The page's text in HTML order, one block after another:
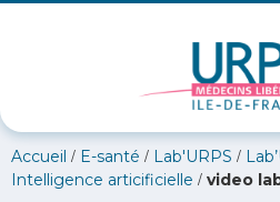
Accueil / E-santé / Lab'URPS /
Intelligence articificielle / video